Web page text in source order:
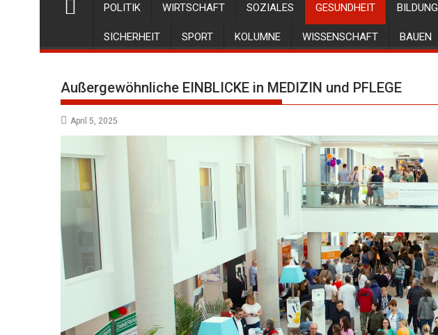
POLITIK WIRTSCHAFT SOZIALES GESUNDHEIT BILDUNG
SICHERHEIT SPORT KOLUMNE WISSENSCHAFT BAUEN
Außergewöhnliche EINBLICKE in MEDIZIN und PFLEGE
April 5, 2025